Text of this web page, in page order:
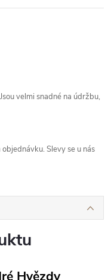
velmi snadné na údržbu,
Slevy se u nás
Hvězdy